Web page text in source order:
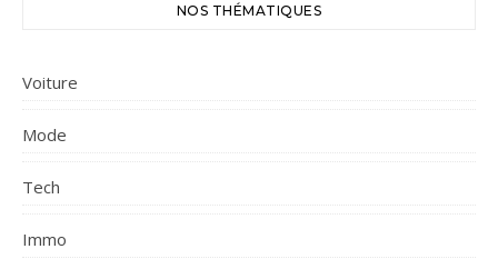
NOS THÉMATIQUES
Voiture
Mode
Tech
Immo